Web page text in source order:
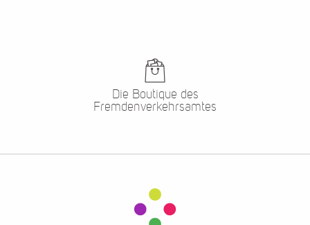
Die Boutique des
Fremdenverkehrsamtes